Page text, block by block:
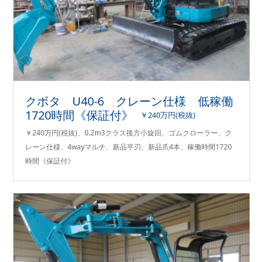
クボタ U40-6 クレーン仕様 低稼働
1720時間《保証付》
￥240万円(税抜)
￥240万円(税抜)、0.2m3クラス後方小旋回、ゴムクローラー、ク
レーン仕様、4wayマルチ、新品平刃、新品爪4本、稼働時間1720
時間《保証付》